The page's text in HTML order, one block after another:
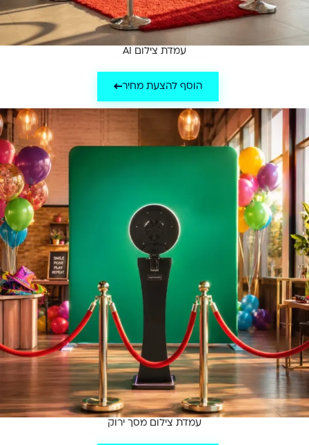
עמדת צילום AI
הוסף להצעת מחיר
עמדת צילום מסך ירוק